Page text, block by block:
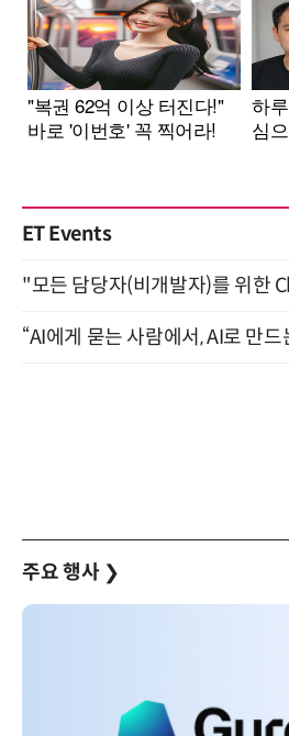
ET Events
주요 행사 ❯